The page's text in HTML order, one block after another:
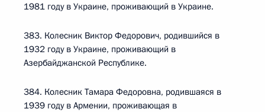
1981 году в Украине, проживающий в Украине.
383. Колесник Виктор Федорович, родившийся в
1932 году в Украине, проживающий в
Азербайджанской Республике.
384. Колесник Тамара Федоровна, родившаяся в
1939 году в Армении, проживающая в